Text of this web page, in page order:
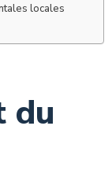
locales
du